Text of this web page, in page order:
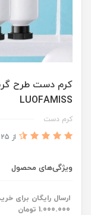
کرم دست طرح
LUOFAMISS
کرم دست
از 25
ویژگی‌های محصول
ارسال رایگان برای
1.000.000 تومان